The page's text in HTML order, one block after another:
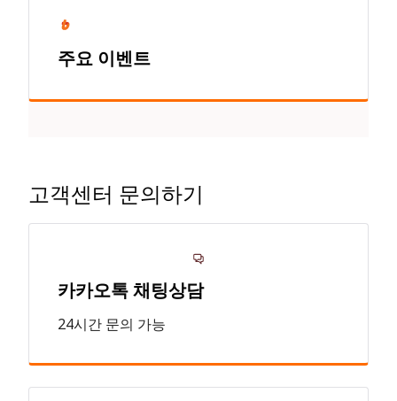
주요 이벤트
고객센터 문의하기
카카오톡 채팅상담
24시간 문의 가능